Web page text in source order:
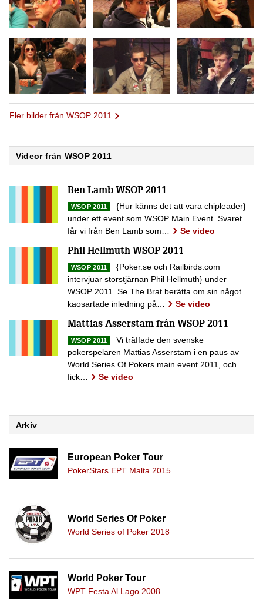
Fler bilder från WSOP 2011
Videor från WSOP 2011
Ben Lamb WSOP 2011
WSOP 2011
{Hur känns det att vara chipleader}
under ett event som WSOP Main Event. Svaret
får vi från Ben Lamb som…
Se video
Phil Hellmuth WSOP 2011
WSOP 2011
{Poker.se och Railbirds.com
intervjuar storstjärnan Phil Hellmuth} under
WSOP 2011. Se The Brat berätta om sin något
kaosartade inledning på…
Se video
Mattias Asserstam från WSOP 2011
WSOP 2011
Vi träffade den svenske
pokerspelaren Mattias Asserstam i en paus av
World Series Of Pokers main event 2011, och
fick…
Se video
Arkiv
European Poker Tour
PokerStars EPT Malta 2015
World Series Of Poker
World Series of Poker 2018
World Poker Tour
WPT Festa Al Lago 2008